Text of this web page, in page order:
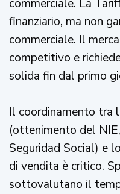
commerciale. La
finanziario, ma non
commerciale. Il
competitivo e
solida fin dal primo
Il coordinamento tra
(ottenimento del
Seguridad Social) e
di vendita è critico.
sottovalutano il